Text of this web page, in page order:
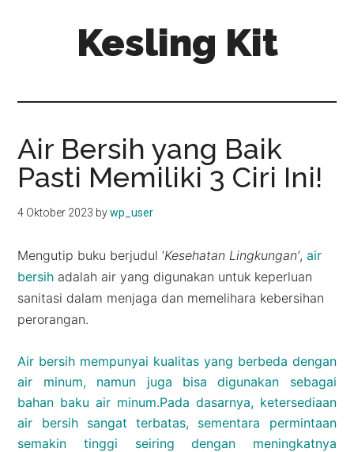
Kesling Kit
Air Bersih yang Baik
Pasti Memiliki 3 Ciri Ini!
4 Oktober 2023 bywp_user
Mengutip buku berjudul ‘Kesehatan Lingkungan’,air
bersih adalah air yang digunakan untuk keperluan
sanitasi dalam menjaga dan memelihara kebersihan
perorangan.
Air bersih mempunyai kualitas yang berbeda dengan
air minum, namun juga bisa digunakan sebagai
bahan baku air minum.Pada dasarnya, ketersediaan
air bersih sangat terbatas, sementara permintaan
semakin tinggi seiring dengan meningkatnya